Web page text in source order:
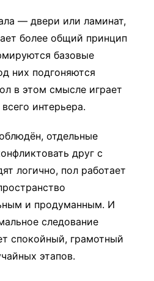
— двери или ламинат,
более общий принцип
базовые
них подгоняются
в этом смысле играет
интерьера.
отдельные
друг с
логично, пол работает
и продуманным. И
следование
спокойный, грамотный
этапов.